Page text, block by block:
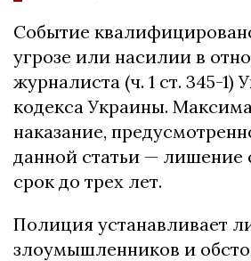
Событие
угрозе или насилии в
журналиста (ч. 1 ст. 345-1)
кодекса Украины.
наказание,
данной статьи — лишение
срок до трех лет.
Полиция устанавливает
злоумышленников и